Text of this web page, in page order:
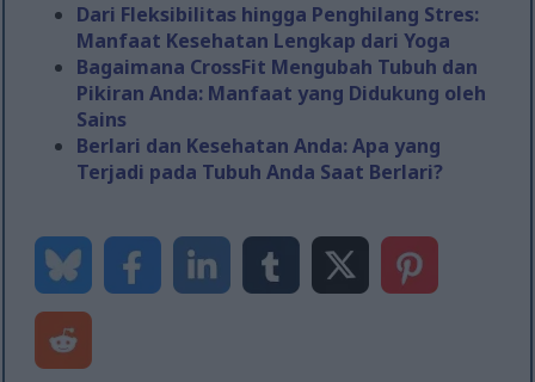
Dari Fleksibilitas hingga Penghilang Stres:
Manfaat Kesehatan Lengkap dari Yoga
Bagaimana CrossFit Mengubah Tubuh dan
Pikiran Anda: Manfaat yang Didukung oleh
Sains
Berlari dan Kesehatan Anda: Apa yang
Terjadi pada Tubuh Anda Saat Berlari?